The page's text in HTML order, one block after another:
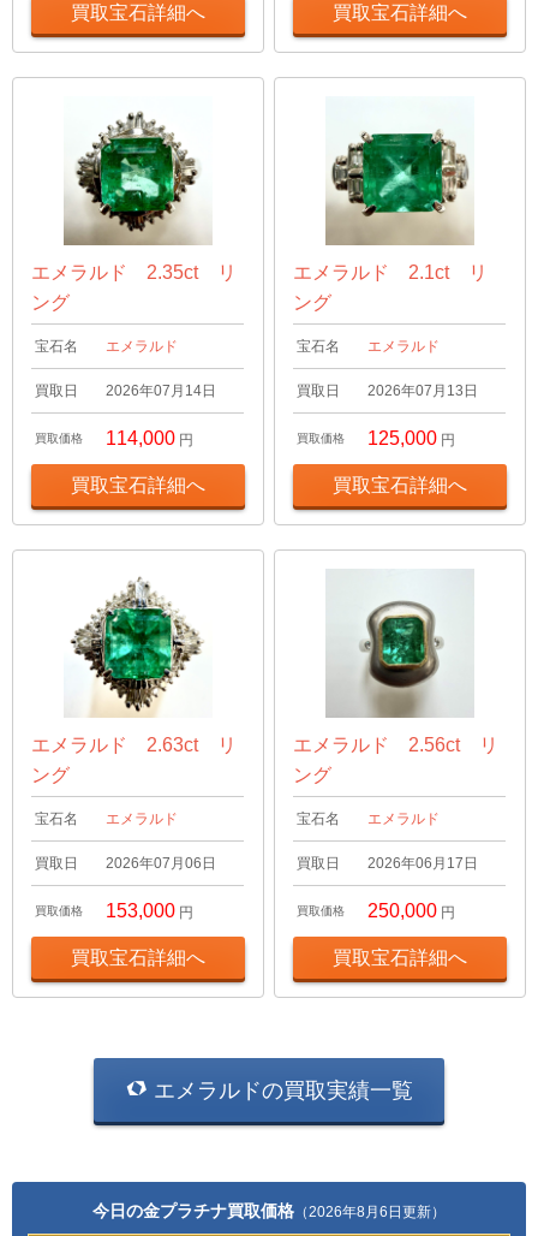
買取宝石詳細へ 買取宝石詳細へ
エメラルド 2.35ct リ
ング
宝石名 エメラルド
買取日 2026年07月14日
買取価格 114,000 円
買取宝石詳細へ
エメラルド 2.1ct リ
ング
宝石名 エメラルド
買取日 2026年07月13日
買取価格 125,000 円
買取宝石詳細へ
エメラルド 2.63ct リ
ング
宝石名 エメラルド
買取日 2026年07月06日
買取価格 153,000 円
買取宝石詳細へ
エメラルド 2.56ct リ
ング
宝石名 エメラルド
買取日 2026年06月17日
買取価格 250,000 円
買取宝石詳細へ
エメラルドの買取実績一覧
今日の金プラチナ買取価格 （2026年8月6日更新）